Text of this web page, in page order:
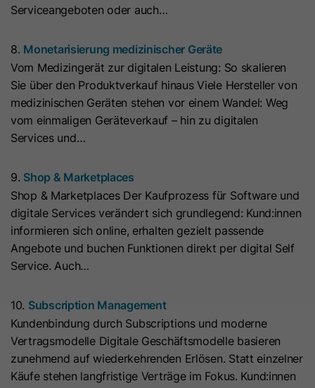
Serviceangeboten oder auch…
8. Monetarisierung medizinischer Geräte
Vom Medizingerät zur digitalen Leistung: So skalieren
Sie über den Produktverkauf hinaus Viele Hersteller von
medizinischen Geräten stehen vor einem Wandel: Weg
vom einmaligen Geräteverkauf – hin zu digitalen
Services und…
9. Shop & Marketplaces
Shop & Marketplaces Der Kaufprozess für Software und
digitale Services verändert sich grundlegend: Kund:innen
informieren sich online, erhalten gezielt passende
Angebote und buchen Funktionen direkt per digital Self
Service. Auch…
10. Subscription Management
Kundenbindung durch Subscriptions und moderne
Vertragsmodelle Digitale Geschäftsmodelle basieren
zunehmend auf wiederkehrenden Erlösen. Statt einzelner
Käufe stehen langfristige Verträge im Fokus. Kund:innen
Anbieter www.clarity.ms
Laufzeit 1 Jahr
Zweck
Microsoft Clarity setzt dieses Cookie,
Website interagieren. Das Cookie hilft
bei der Erstellung eines
Analyseberichts. Die Datensammlung
umfasst die Anzahl der Besucher, den
Ort, an dem sie die Website besuchen,
und die besuchten Seiten.
Name _clck
Anbieter www.clarity.ms
Laufzeit 1 Jahr
Anbieter HubSpot
Laufzeit 7 Tage
Dieses Cookie wird verwendet, um
Besucher im strengen Modus Ihre
Website besuchen. Es enthält die
Zeichenfolge „Ja“ oder „Nein“.
Name
Laufzeit 13 Monate
Dieses Cookie wird verwendet, um
die Kategorien zu erfassen, zu